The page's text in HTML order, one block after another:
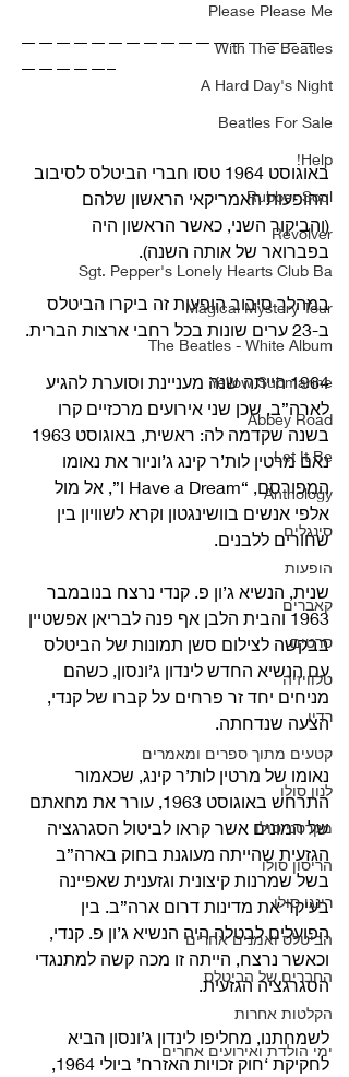
Please Please Me
With The Beatles
A Hard Day's Night
Beatles For Sale
Help!
Rubber Soul
Revolver
Sgt. Pepper's Lonely Hearts Club Ba
Magical Mystery Tour
The Beatles - White Album
Yellow Submarine
Abbey Road
Let It Be
Anthology
סינגלים
הופעות
קאברים
סרטים
טלוויזיה
רדיו
קטעים מתוך ספרים ומאמרים
לנון סולו
מקרטני סולו
הריסון סולו
רינגו סולו
הביטלס ואמנים אחרים
החברים של הביטלס
הקלטות אחרות
ימי הולדת ואירועים אחרים
—————————————————
—————–
באוגוסט 1964 טסו חברי הביטלס לסיבוב
ההופעות האמריקאי הראשון שלהם
(והביקור השני, כאשר הראשון היה
בפברואר של אותה השנה).
במהלך סיבוב הופעות זה ביקרו הביטלס
ב-23 ערים שונות בכל רחבי ארצות הברית.
1964 הייתה שנה מעניינת וסוערת להגיע
לארה”ב, שכן שני אירועים מרכזיים קרו
נאם מרטין לות’ר קינג ג’וניור את נאומו
המפורסם, “I Have a Dream”, אל מול
אלפי אנשים בוושינגטון וקרא לשוויון בין
שחורים ללבנים.
שנית, הנשיא ג’ון פ. קנדי נרצח בנובמבר
1963 והבית הלבן אף פנה לבריאן אפשטיין
בבקשה לצילום סשן תמונות של הביטלס
עם הנשיא החדש לינדון ג’ונסון, כשהם
מניחים יחד זר פרחים על קברו של קנדי,
הצעה שנדחתה.
נאומו של מרטין לות’ר קינג, שכאמור
התרחש באוגוסט 1963, עורר את מחאתם
של המונים אשר קראו לביטול הסגרגציה
הגזעית שהייתה מעוגנת בחוק בארה”ב
בשל שמרנות קיצונית וגזענית שאפיינה
בעיקר את מדינות דרום ארה”ב. בין
הפועלים לבטלה היה הנשיא ג’ון פ. קנדי,
וכאשר נרצח, הייתה זו מכה קשה למתנגדי
הסגרגציה הגזעית.
לשמחתנו, מחליפו לינדון ג’ונסון הביא
לחקיקת ‘חוק זכויות האזרח’ ביולי 1964,